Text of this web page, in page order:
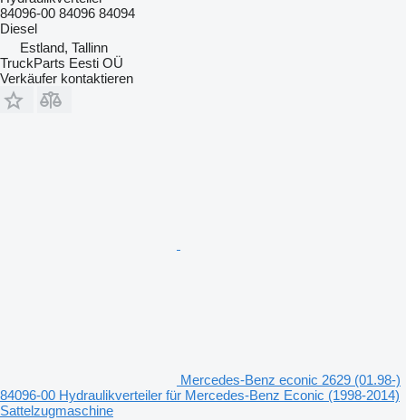
84096-00 84096 84094
Diesel
Estland, Tallinn
TruckParts Eesti OÜ
Verkäufer kontaktieren
Mercedes-Benz econic 2629 (01.98-)
84096-00 Hydraulikverteiler für Mercedes-Benz Econic (1998-2014)
Sattelzugmaschine